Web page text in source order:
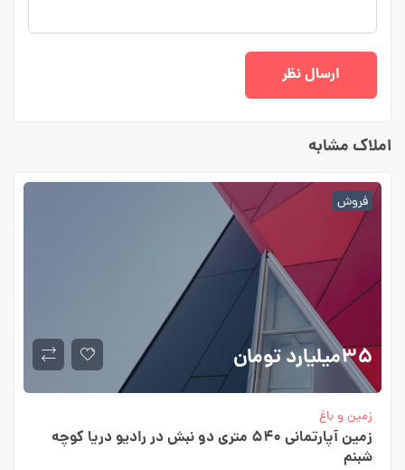
املاک مشابه
فروش
۳۵میلیارد تومان
زمین و باغ
زمین آپارتمانی ۵۴۰ متری دو نبش در رادیو دریا کوچه
شبنم